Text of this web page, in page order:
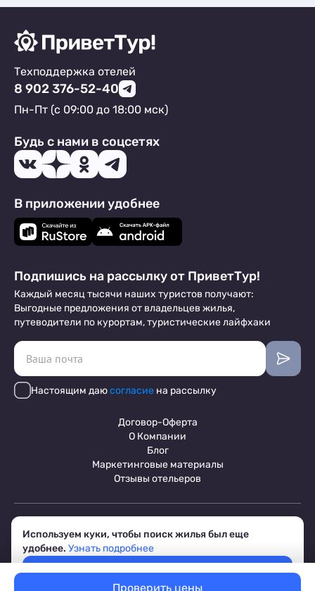
Техподдержка отелей
8 902 376-52-40
Пн-Пт (с 09:00 до 18:00 мск)
Будь с нами в соцсетях
В приложении удобнее
Подпишись на рассылку от ПриветТур!
Каждый месяц тысячи наших туристов получают:
Выгодные предложения от владельцев жилья,
путеводители по курортам, туристические лайфхаки
Настоящим даюсогласие на рассылку
Договор-Оферта
О Компании
Блог
Маркетинговые материалы
Отзывы отельеров
Российский сервис бронирования жилья, официальный сайт,
товарный знак №842642
Обработка персональных данных
Условия бронирования объектов
Используем куки, чтобы поиск жилья был еще
удобнее. Узнать подробнее
Принять
Проверить цены